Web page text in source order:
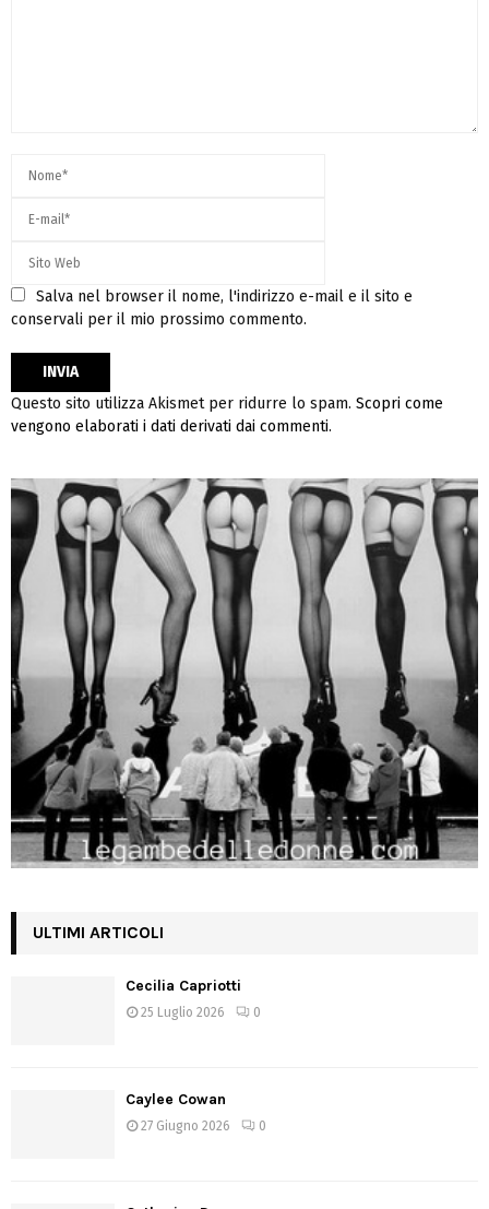
Salva nel browser il nome, l'indirizzo e-mail e il sito e
conservali per il mio prossimo commento.
Questo sito utilizza Akismet per ridurre lo spam. Scopri come
vengono elaborati i dati derivati dai commenti.
ULTIMI ARTICOLI
Cecilia Capriotti
25 Luglio 2026 0
Caylee Cowan
27 Giugno 2026 0